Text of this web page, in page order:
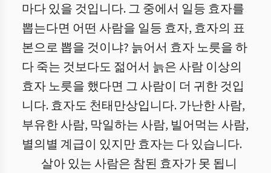
마다 있을 것입니다. 그 중에서 일등 효자를
뽑는다면 어떤 사람을 일등 효자, 효자의 표
본으로 뽑을 것이냐? 늙어서 효자 노릇을 하
다 죽는 것보다도 젊어서 늙은 사람 이상의
효자 노릇을 했다면 그 사람이 더 귀한 것입
니다. 효자도 천태만상입니다. 가난한 사람,
부유한 사람, 막일하는 사람, 빌어먹는 사람,
별의별 계급이 있지만 효자는 다 있습니다.
살아 있는 사람은 참된 효자가 못 됩니